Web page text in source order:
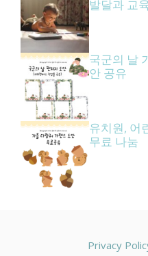
발달과 교
국군의 날
안 공유
유치원, 어
무료 나눔
Privacy